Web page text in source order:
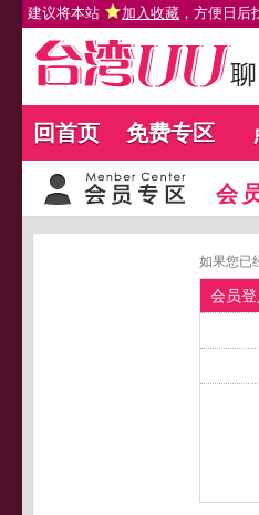
建议将本站 加入收藏 ，方便日后
回首页 免费专区
会
如果您已
会员登